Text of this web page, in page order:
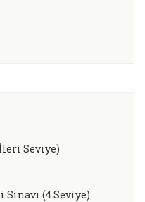
Seviye)
(4.Seviye)